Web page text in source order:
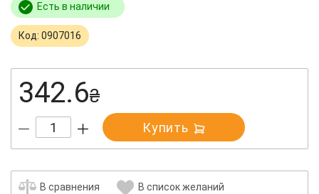
Есть в наличии
Код: 0907016
342.6₴
Купить
В сравнения В список желаний